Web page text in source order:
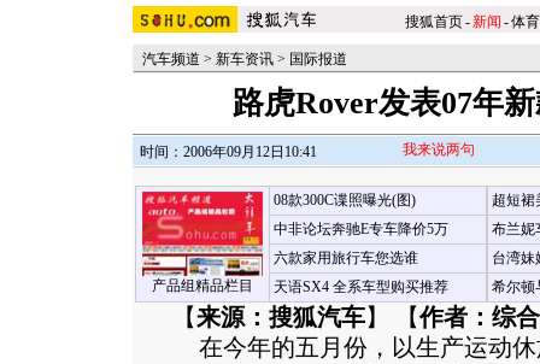
搜狐首页-新闻 -体育
汽车频道 > 新车资讯 > 国际报道
路虎Rover发表07年
时间：2006年09月12日10:41 我来说两句
产品组精品栏目
08款300C谍照曝光(图)
中非论坛奔驰E专车降价5万
六款家用旅行车您选谁
天语SX4 全系车型购买推荐
超短裙
布兰妮
台湾妹
希尔顿
【来源：搜狐汽车】 【作者：综
在今年的五月份，以生产运动休